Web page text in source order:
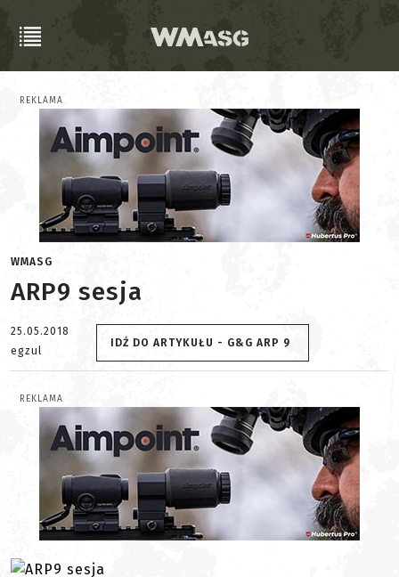
REKLAMA
WMASG
ARP9 sesja
25.05.2018
egzul
IDŹ DO ARTYKUŁU - G&G ARP 9
REKLAMA